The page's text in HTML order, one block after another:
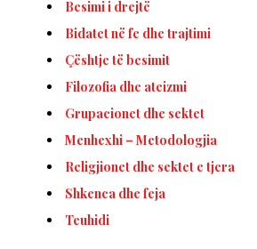
Besimi i drejtë
Bidatet në fe dhe trajtimi
Çështje të besimit
Filozofia dhe ateizmi
Grupacionet dhe sektet
Menhexhi – Metodologjia
Religjionet dhe sektet e tjera
Shkenca dhe feja
Teuhidi